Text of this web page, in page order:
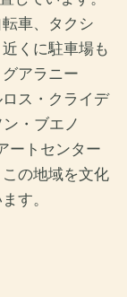
車、タクシ
くに駐車場も
アラニー
ス・クライデ
・ブエノ
ートセンター
の地域を文化
す。